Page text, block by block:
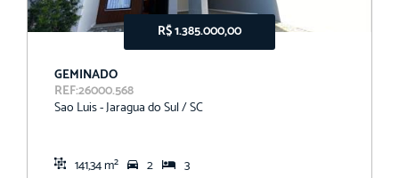
R$ 1.385.000,00
GEMINADO
REF:26000.568
Sao Luis - Jaragua do Sul / SC
141,34 m² 2 3